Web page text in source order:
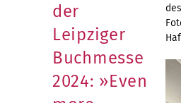
der
Leipziger
Buchmesse
2024: »Even